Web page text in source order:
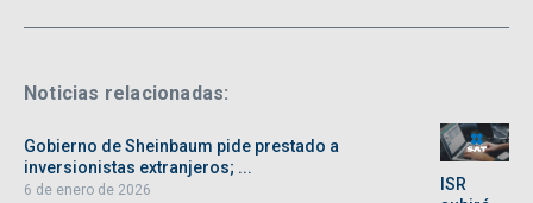
Noticias relacionadas:
Gobierno de Sheinbaum pide prestado a
inversionistas extranjeros; ...
6 de enero de 2026
ISR